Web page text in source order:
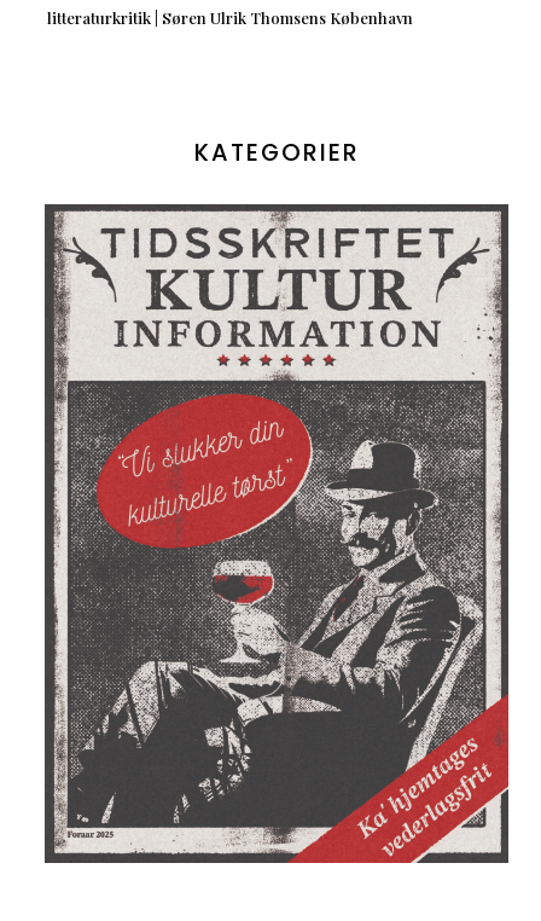
litteraturkritik | Søren Ulrik Thomsens København
KATEGORIER